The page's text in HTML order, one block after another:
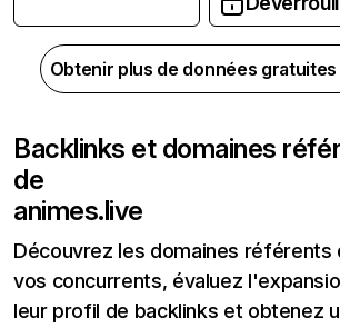
Obtenir plus de données
Backlinks et domaines
de
animes.live
Découvrez les domaines référents
vos concurrents, évaluez
leur profil de backlinks et obtenez